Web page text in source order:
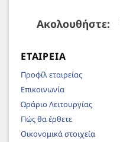
Ακολουθήστε:
ΕΤΑΙΡΕΊΑ
Προφίλ εταιρείας
Επικοινωνία
Ωράριο Λειτουργίας
Πώς θα έρθετε
Οικονομικά στοιχεία